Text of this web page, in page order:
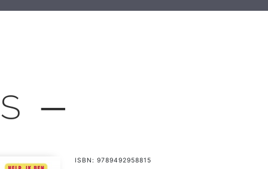
─
ISBN: 9789492958815